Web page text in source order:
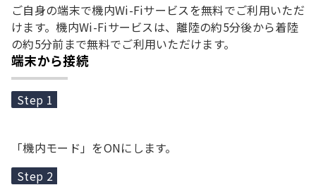
ご自身の端末で機内Wi-Fiサービスを無料でご利用いただ
けます。機内Wi-Fiサービスは、離陸の約5分後から着陸
の約5分前まで無料でご利用いただけます。
端末から接続
Step 1
「機内モード」をONにします。
Step 2